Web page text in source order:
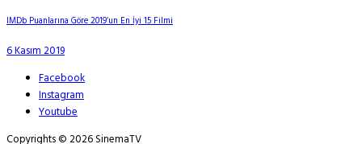
IMDb Puanlarına Göre 2019’un En İyi 15 Filmi
6 Kasım 2019
Facebook
Instagram
Youtube
Copyrights © 2026 SinemaTV